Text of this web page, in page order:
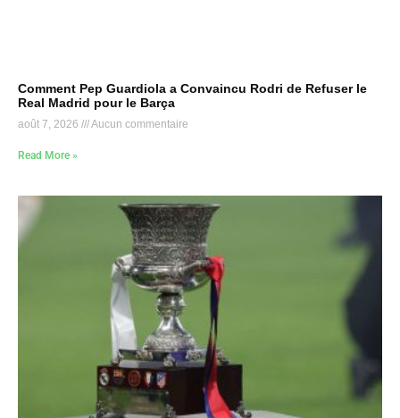
Comment Pep Guardiola a Convaincu Rodri de Refuser le
Real Madrid pour le Barça
août 7, 2026 Aucun commentaire
Read More »